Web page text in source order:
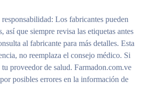
: Los fabricantes pueden
así que siempre revisa las etiquetas antes
al fabricante para más detalles. Esta
no reemplaza el consejo médico. Si
tu proveedor de salud. Farmadon.com.ve
posibles errores en la información de